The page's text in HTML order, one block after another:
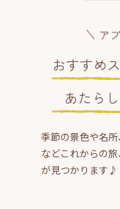
ア
おすすめ
あたら
季節の景色や名
などこれからの
が見つかります♪